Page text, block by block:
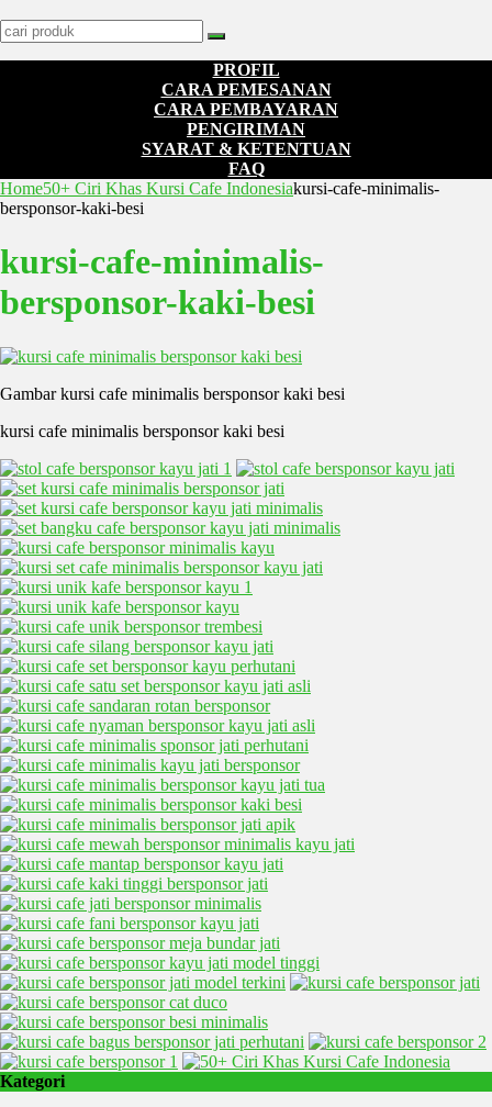
PROFIL
CARA PEMESANAN
CARA PEMBAYARAN
PENGIRIMAN
SYARAT & KETENTUAN
FAQ
Home50+ Ciri Khas Kursi Cafe Indonesiakursi-cafe-minimalis-
bersponsor-kaki-besi
kursi-cafe-minimalis-
bersponsor-kaki-besi
Gambar kursi cafe minimalis bersponsor kaki besi
kursi cafe minimalis bersponsor kaki besi
Kategori